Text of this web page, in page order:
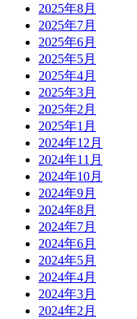
2025年8月
2025年7月
2025年6月
2025年5月
2025年4月
2025年3月
2025年2月
2025年1月
2024年12月
2024年11月
2024年10月
2024年9月
2024年8月
2024年7月
2024年6月
2024年5月
2024年4月
2024年3月
2024年2月